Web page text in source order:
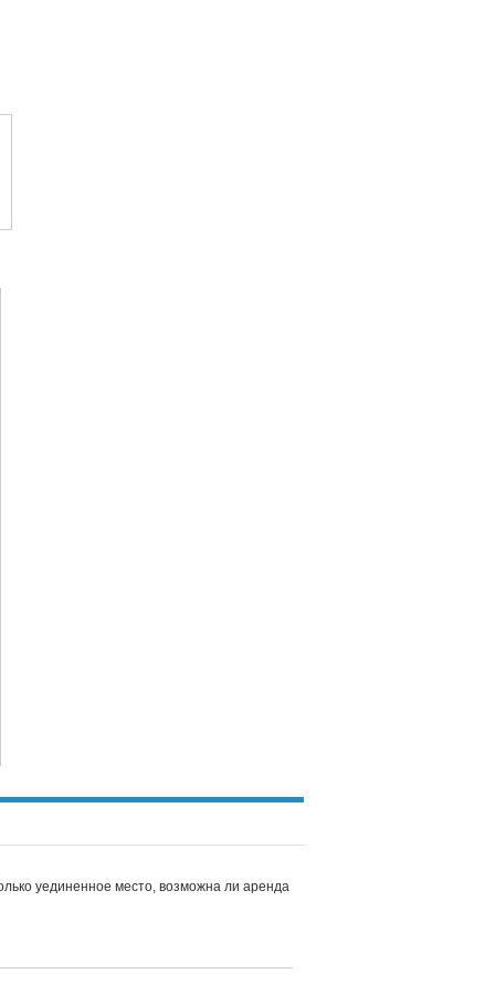
уединенное место, возможна ли аренда